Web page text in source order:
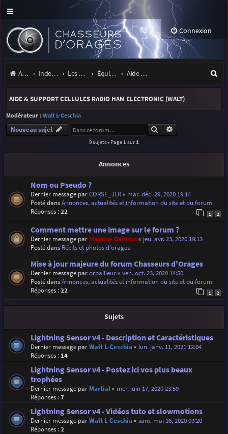
Connexion
Accueil Index du forum Les orages Équipement Aide & support cellules Radio Ham Electronic (Walt)
e
h
r
AIDE & SUPPORT CELLULES RADIO HAM ELECTRONIC (WALT)
Modérateur : Walt L-Ceschia
Nouveau sujet Rechercher
9 sujets • Page1sur1
Annonces
Nom ou Pseudo ?
Dernier message parCORSE_JLR« mar. déc. 29, 2020 19:14
Posté dansAnnonces, actualités et information du site et du forum
Réponses :22 1 2
Comment mettre une image sur le forum ?
Dernier message par Maxime Daviron« jeu. avr. 23, 2020 19:13
Posté dans Récits et photos d'orages
Mise à jour majeure du forum Chasseurs d'Orages
Dernier message parorpailleur« ven. oct. 23, 2020 14:50
Posté dansAnnonces, actualités et information du site et du forum
Réponses :22 1 2
Sujets
Lightning Sensor v4 - Description et Caractéristiques
Dernier message parWalt L-Ceschia « lun. janv. 11, 2021 12:04
Réponses : 14
Lightning Sensor v4 - Postez ici vos plus beaux
trophées
Dernier message par Martial« mer. juin 17, 2020 23:59
Réponses :7
Lightning Sensor v4 - Vidéos tuto et slowmotions
Dernier message parWalt L-Ceschia « sam. mai 16, 2020 09:20
Réponses :2